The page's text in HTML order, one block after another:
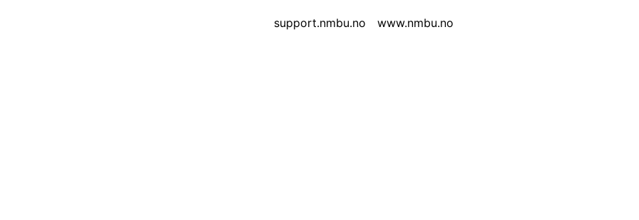
support.nmbu.no www.nmbu.no